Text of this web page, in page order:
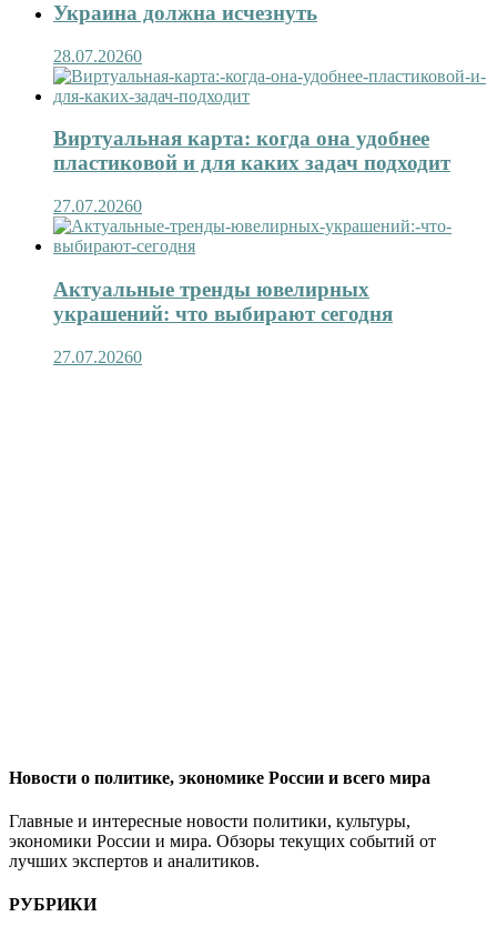
Украина должна исчезнуть
28.07.20260
Виртуальная карта: когда она удобнее
пластиковой и для каких задач подходит
27.07.20260
Актуальные тренды ювелирных
украшений: что выбирают сегодня
27.07.20260
Новости о политике, экономике России и всего мира
Главные и интересные новости политики, культуры,
экономики России и мира. Обзоры текущих событий от
лучших экспертов и аналитиков.
РУБРИКИ